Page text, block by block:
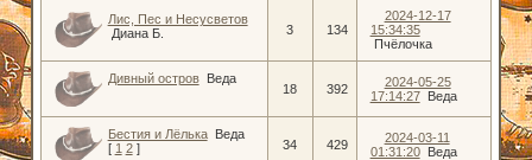
Лис, Пес и Несусветов
Диана Б.
3 134
2024-12-17
15:34:35
Пчёлочка
Дивный остров Веда
18 392
2024-05-25
17:14:27
Веда
Бестия и Лёлька
Веда
[ 1 2 ] 34 429
2024-03-11
01:31:20
Веда